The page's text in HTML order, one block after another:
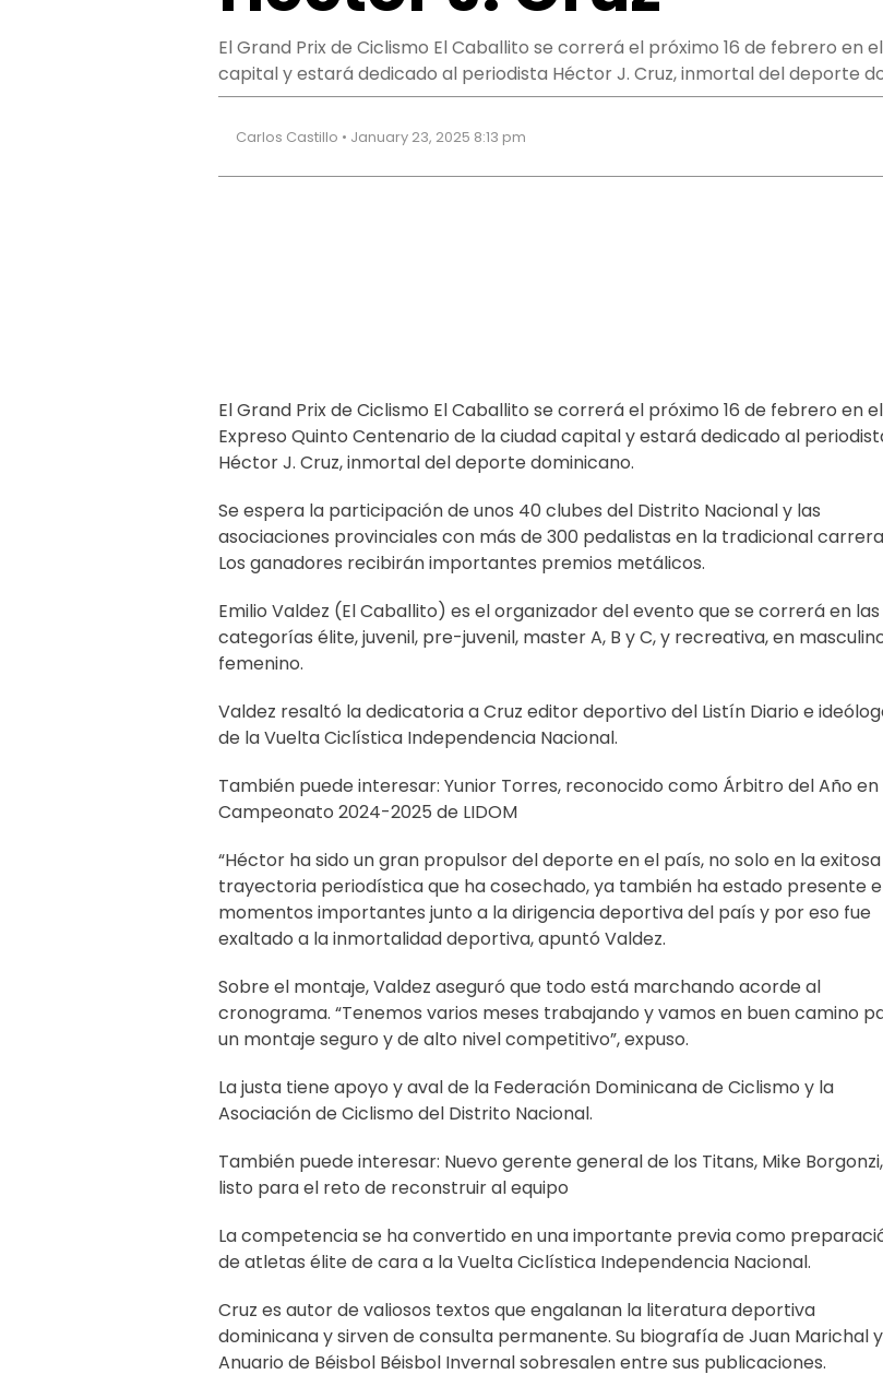
El Grand Prix de Ciclismo El Caballito se correrá el próximo 16 de febrero en
capital y estará dedicado al periodista Héctor J. Cruz, inmortal del deporte
Carlos Castillo • January 23, 2025 8:13 pm
El Grand Prix de Ciclismo El Caballito se correrá el próximo 16 de febrero en el
Expreso Quinto Centenario de la ciudad capital y estará dedicado al
Héctor J. Cruz, inmortal del deporte dominicano.
Se espera la participación de unos 40 clubes del Distrito Nacional y las
asociaciones provinciales con más de 300 pedalistas en la tradicional
Los ganadores recibirán importantes premios metálicos.
Emilio Valdez (El Caballito) es el organizador del evento que se correrá en las
categorías élite, juvenil, pre-juvenil, master A, B y C, y recreativa, en
femenino.
Valdez resaltó la dedicatoria a Cruz editor deportivo del Listín Diario e
de la Vuelta Ciclística Independencia Nacional.
También puede interesar: Yunior Torres, reconocido como Árbitro del Año en
Campeonato 2024-2025 de LIDOM
“Héctor ha sido un gran propulsor del deporte en el país, no solo en la exitosa
trayectoria periodística que ha cosechado, ya también ha estado presente
momentos importantes junto a la dirigencia deportiva del país y por eso fue
exaltado a la inmortalidad deportiva, apuntó Valdez.
Sobre el montaje, Valdez aseguró que todo está marchando acorde al
cronograma. “Tenemos varios meses trabajando y vamos en buen camino
un montaje seguro y de alto nivel competitivo”, expuso.
La justa tiene apoyo y aval de la Federación Dominicana de Ciclismo y la
Asociación de Ciclismo del Distrito Nacional.
También puede interesar: Nuevo gerente general de los Titans, Mike Borgonzi,
listo para el reto de reconstruir al equipo
La competencia se ha convertido en una importante previa como
de atletas élite de cara a la Vuelta Ciclística Independencia Nacional.
Cruz es autor de valiosos textos que engalanan la literatura deportiva
dominicana y sirven de consulta permanente. Su biografía de Juan Marichal
Anuario de Béisbol Béisbol Invernal sobresalen entre sus publicaciones.